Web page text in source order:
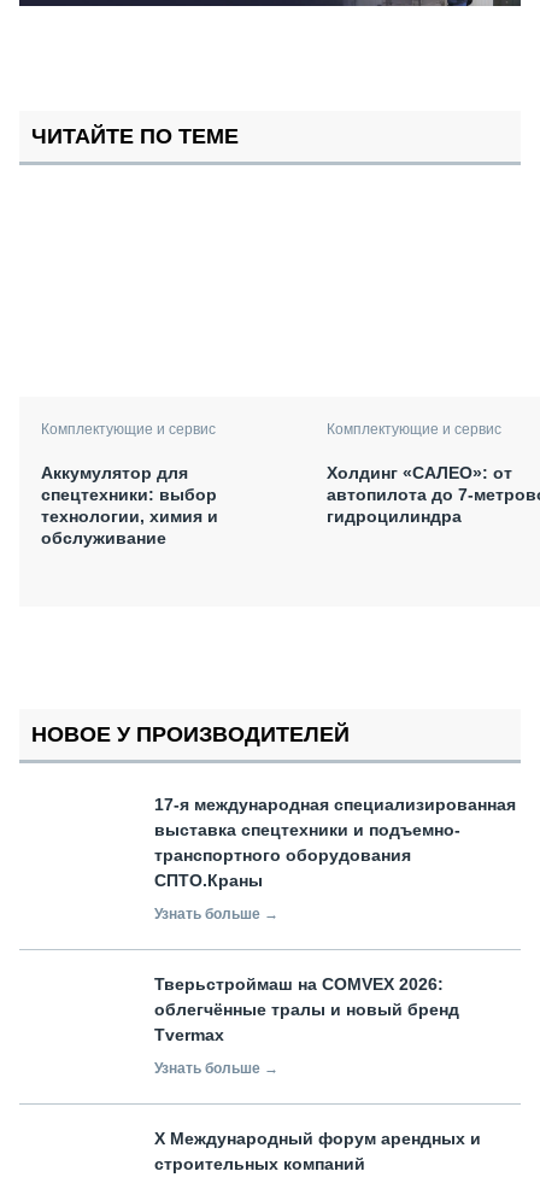
ЧИТАЙТЕ ПО ТЕМЕ
Комплектующие и сервис
Аккумулятор для
спецтехники: выбор
технологии, химия и
обслуживание
Комплектующие и сервис
Холдинг «САЛЕО»: от
автопилота до 7-
гидроцилиндра
НОВОЕ У ПРОИЗВОДИТЕЛЕЙ
17-я международная специализированная
выставка спецтехники и подъемно-
транспортного оборудования
СПТО.Краны
Узнать больше →
Тверьстроймаш на COMVEX 2026:
облегчённые тралы и новый бренд
Tvermax
Узнать больше →
X Международный форум арендных и
строительных компаний